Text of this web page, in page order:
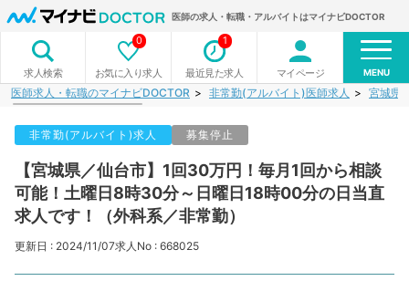
医師の求人・転職・アルバイトはマイナビDOCTOR
求人検索 お気に入り求人
0
最近見た求人
1
マイページ MENU
医師求人・転職のマイナビDOCTOR 非常勤(アルバイト)医師求人 宮城県
非常勤(アルバイト)求人 募集停止
【宮城県／仙台市】1回30万円！毎月1回から相談
可能！土曜日8時30分～日曜日18時00分の日当直
求人です！（外科系／非常勤）
更新日 : 2024/11/07求人No : 668025